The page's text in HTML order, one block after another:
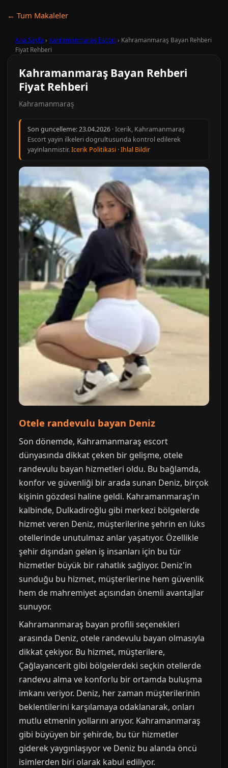
← Tum Makaleler
Ana Sayfa › Kahramanmaraş Escort› Kahramanmaraş Bayan Rehberi
Fiyat Rehberi
Kahramanmaraş Bayan Rehberi
Fiyat Rehberi
Kahramanmaraş
Son guncelleme:23.04.2026 · Icerik, Kahramanmaraş
Escort yayin ilkeleri dogrultusunda kontrol edilerek
yayinlanmistir.Icerik Politikasi ·Ihlal Bildir
Otele randevulu bayan Deniz
Son dönemde, Kahramanmaraş escort
dünyasında dikkat çeken bir gelişme, otele
randevulu bayan hizmetleri oldu. Bu bağlamda,
konfor ve güvenliği bir arada sunan Deniz, birçok
kişinin gözdesi haline geldi. Kahramanmaraş’ın
kalbinde, Dulkadiroğlu gibi merkezi bölgelerde
hizmet veren Deniz, müşterilerine şehrin en lüks
otellerinde unutulmaz anlar yaşatıyor. Özellikle
şehir dışından gelen iş insanları için bu tür
hizmetler büyük bir rahatlık sağlıyor. Deniz'in
sunduğu bu hizmet, müşterilerine hem güvenlik
hem de mahremiyet açısından önemli avantajlar
sunuyor.
Kahramanmaraş bayan profili seçenekleri
arasında Deniz, otele randevulu bayan olmasıyla
dikkat çekiyor. Bu hizmet, müşterilere,
Çağlayancerit gibi bölgelerdeki seçkin otellerde
randevu alma ve konforlu bir ortamda buluşma
imkanı veriyor. Deniz, her zaman müşterilerinin
beklentilerini karşılamaya odaklanarak, onları
mutlu etmenin yollarını arıyor. Kahramanmaraş
gibi büyüyen bir şehirde, bu tür hizmetler
giderek yaygınlaşıyor ve Deniz bu alanda öncü
isimlerden biri olarak kabul ediliyor.